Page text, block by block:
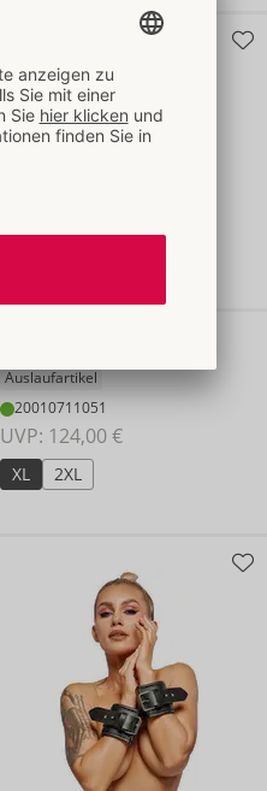
SALE
Auslaufartikel
20010711051
UVP: 124,00 €
XL 2XL